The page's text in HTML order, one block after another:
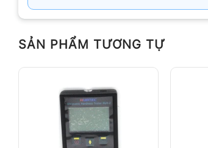
SẢN PHẨM TƯƠNG TỰ